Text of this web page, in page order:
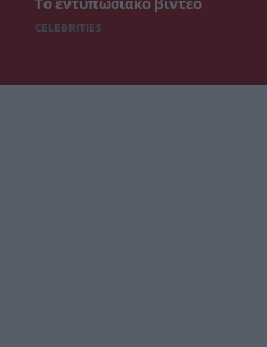
Το εντυπωσιακό βίντεο
CELEBRITIES